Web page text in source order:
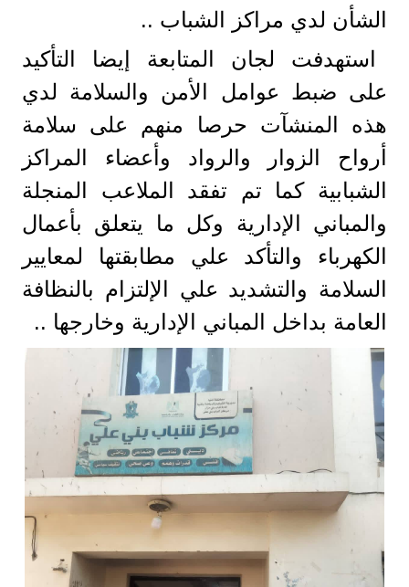
الشأن لدي مراكز الشباب ..
استهدفت لجان المتابعة إيضا التأكيد
على ضبط عوامل الأمن والسلامة لدي
هذه المنشآت حرصا منهم على سلامة
أرواح الزوار والرواد وأعضاء المراكز
الشبابية كما تم تفقد الملاعب المنجلة
والمباني الإدارية وكل ما يتعلق بأعمال
الكهرباء والتأكد علي مطابقتها لمعايير
السلامة والتشديد علي الإلتزام بالنظافة
العامة بداخل المباني الإدارية وخارجها ..